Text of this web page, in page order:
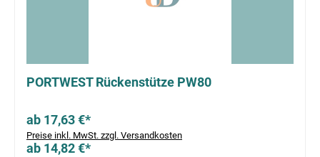
PORTWEST Rückenstütze PW80
ab 17,63 €*
Preise inkl. MwSt. zzgl. Versandkosten
ab 14,82 €*